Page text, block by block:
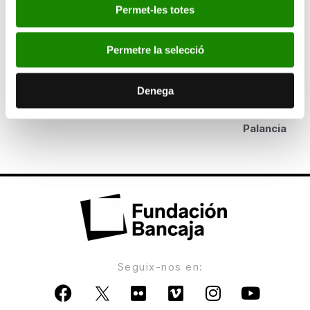
Permet-les totes
Permetre la selecció
Denega
ANTERIOR
El ciclo “Ad Libitum” de Fundación Bancaja
acerca un año más la música en directo al Alto
Palancia
antológica de la pintura costumbrista y
decorativista valenciana en los siglos XIX y XX
Seguix-nos en: